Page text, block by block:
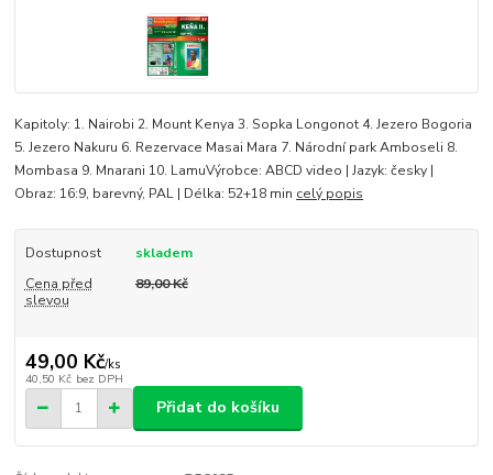
Kapitoly: 1. Nairobi 2. Mount Kenya 3. Sopka Longonot 4. Jezero Bogoria
5. Jezero Nakuru 6. Rezervace Masai Mara 7. Národní park Amboseli 8.
Mombasa 9. Mnarani 10. LamuVýrobce: ABCD video | Jazyk: česky |
Obraz: 16:9, barevný, PAL | Délka: 52+18 min celý popis
Dostupnost
skladem
Cena před
slevou
89,00 Kč
49,00 Kč/ks
40,50 Kč bez DPH
Přidat do košíku